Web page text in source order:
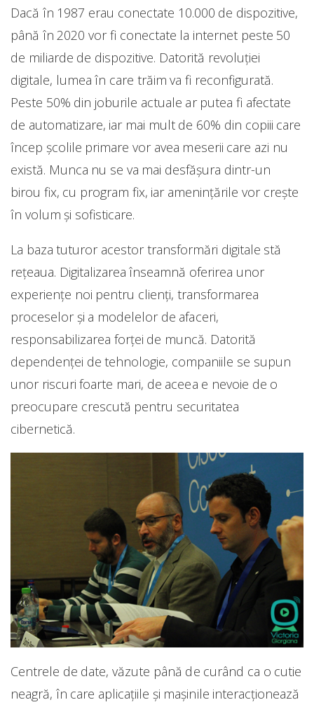
Dacă în 1987 erau conectate 10.000 de dispozitive,
până în 2020 vor fi conectate la internet peste 50
de miliarde de dispozitive. Datorită revoluției
digitale, lumea în care trăim va fi reconfigurată.
Peste 50% din joburile actuale ar putea fi afectate
de automatizare, iar mai mult de 60% din copiii care
încep școlile primare vor avea meserii care azi nu
există. Munca nu se va mai desfășura dintr-un
birou fix, cu program fix, iar amenințările vor crește
în volum și sofisticare.
La baza tuturor acestor transformări digitale stă
rețeaua. Digitalizarea înseamnă oferirea unor
experiențe noi pentru clienți, transformarea
proceselor și a modelelor de afaceri,
responsabilizarea forței de muncă. Datorită
dependenței de tehnologie, companiile se supun
unor riscuri foarte mari, de aceea e nevoie de o
preocupare crescută pentru securitatea
cibernetică.
Centrele de date, văzute până de curând ca o cutie
neagră, în care aplicațiile și mașinile interacționează